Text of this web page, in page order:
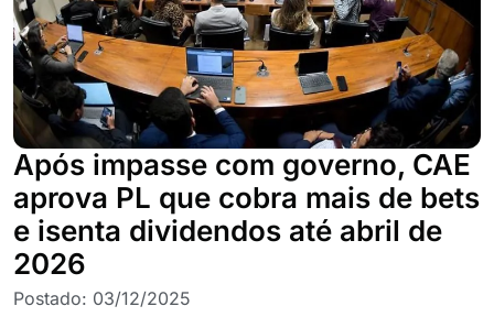
Após impasse com governo, CAE
aprova PL que cobra mais de bets
e isenta dividendos até abril de
2026
Postado: 03/12/2025